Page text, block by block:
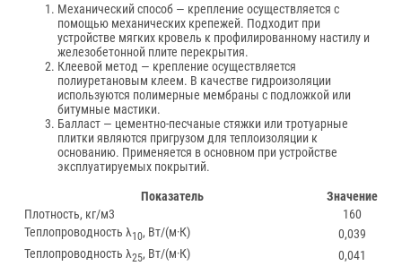
Механический способ — крепление осуществляется с
помощью механических крепежей. Подходит при
устройстве мягких кровель к профилированному настилу и
железобетонной плите перекрытия.
Клеевой метод — крепление осуществляется
полиуретановым клеем. В качестве гидроизоляции
используются полимерные мембраны с подложкой или
битумные мастики.
Балласт — цементно-песчаные стяжки или тротуарные
плитки являются пригрузом для теплоизоляции к
основанию. Применяется в основном при устройстве
эксплуатируемых покрытий.
Показатель
Значение
Плотность, кг/м3
160
Теплопроводность λ10, Вт/(м·К)
0,039
Теплопроводность λ25, Вт/(м·К)
0,041